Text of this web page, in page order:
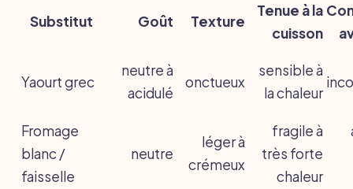
Substitut Goût Texture
Tenue à la
cuisson
Yaourt grec
neutre à
acidulé
onctueux
sensible à
la chaleur
Fromage
blanc /
faisselle
neutre
léger à
crémeux
fragile à
très forte
chaleur